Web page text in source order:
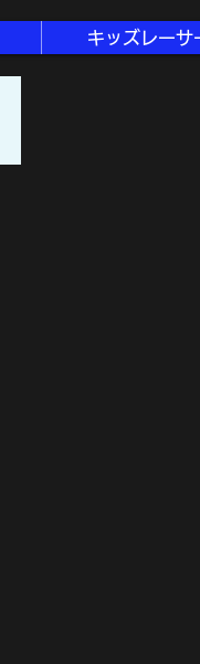
キッズレーサ